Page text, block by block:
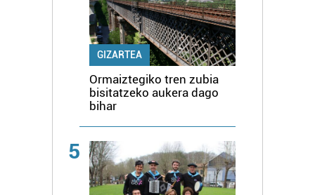
GIZARTEA
Ormaiztegiko tren zubia
bisitatzeko aukera dago
bihar
5